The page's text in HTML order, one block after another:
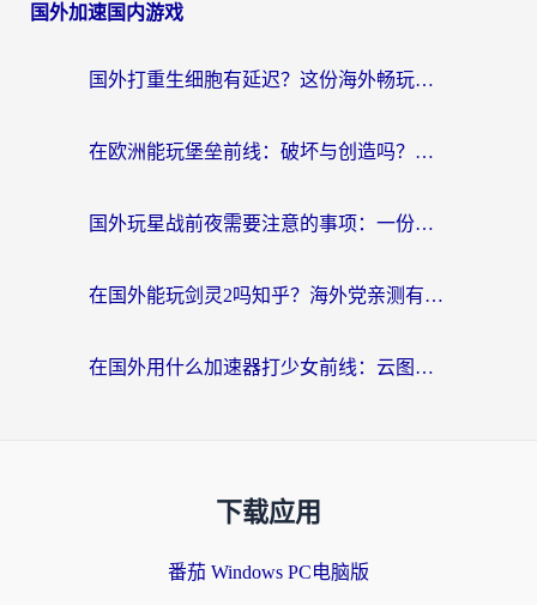
国外加速国内游戏
国外打重生细胞有延迟？这份海外畅玩国服游戏加速器终极指南请收好
在欧洲能玩堡垒前线：破坏与创造吗？海外党国服游戏不卡顿的秘密
国外玩星战前夜需要注意的事项：一份来自老玩家的网络生存指南
在国外能玩剑灵2吗知乎？海外党亲测有效的国服游戏加速指南
在国外用什么加速器打少女前线：云图计划不卡？一个老玩家的掏心分享
下载应用
番茄 Windows PC电脑版